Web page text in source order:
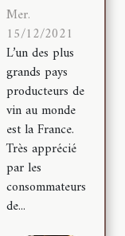
Mer.
15/12/2021
L’un des plus
grands pays
producteurs de
vin au monde
est la France.
Très apprécié
par les
consommateurs
de...